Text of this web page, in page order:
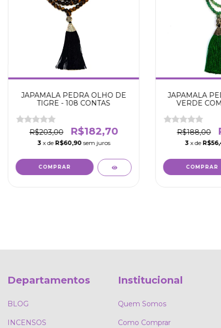
JAPAMALA PEDRA OLHO DE
TIGRE - 108 CONTAS
R$203,00 R$182,70
3 x de R$60,90 sem juros
JAPAMALA
VERDE
R$188,00
3 x de
Departamentos
BLOG
INCENSOS
Institucional
Quem Somos
Como Comprar